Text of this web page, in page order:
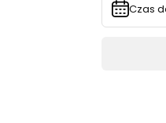
Czas